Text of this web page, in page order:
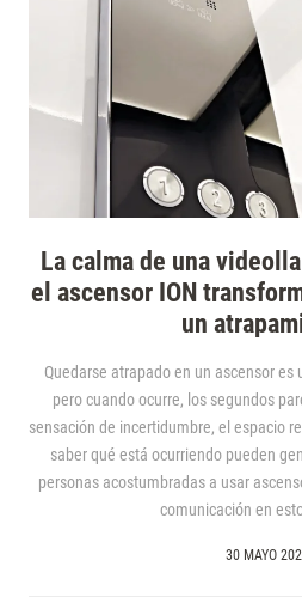
La calma de una
el ascensor ION
un
Quedarse atrapado en un ascensor
pero cuando ocurre, los segundos
sensación de incertidumbre, el espacio
saber qué está ocurriendo pueden
personas acostumbradas a usar
comunicación en
30 MAYO